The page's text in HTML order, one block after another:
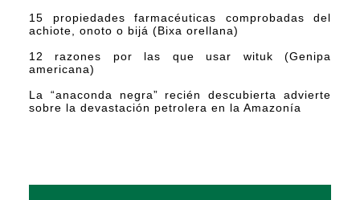
15 propiedades farmacéuticas comprobadas del
achiote, onoto o bijá (Bixa orellana)
12 razones por las que usar wituk (Genipa
americana)
La “anaconda negra” recién descubierta advierte
sobre la devastación petrolera en la Amazonía